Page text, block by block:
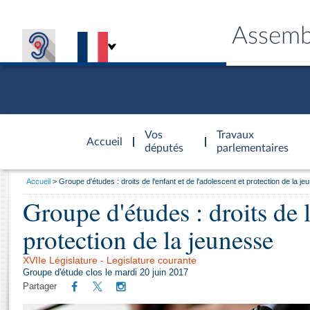
Accueil
d'accueil
Vos
députés
Travaux
parlementaires
Général
Vous
:
Accueil Groupe d'études : droits de l'enfant et de l'adolescent et protection de la
Groupe d'études : droits de
protection de la jeunesse
XVIIe Législature - Legislature courante
Groupe d'étude clos le mardi 20 juin 2017
Partager